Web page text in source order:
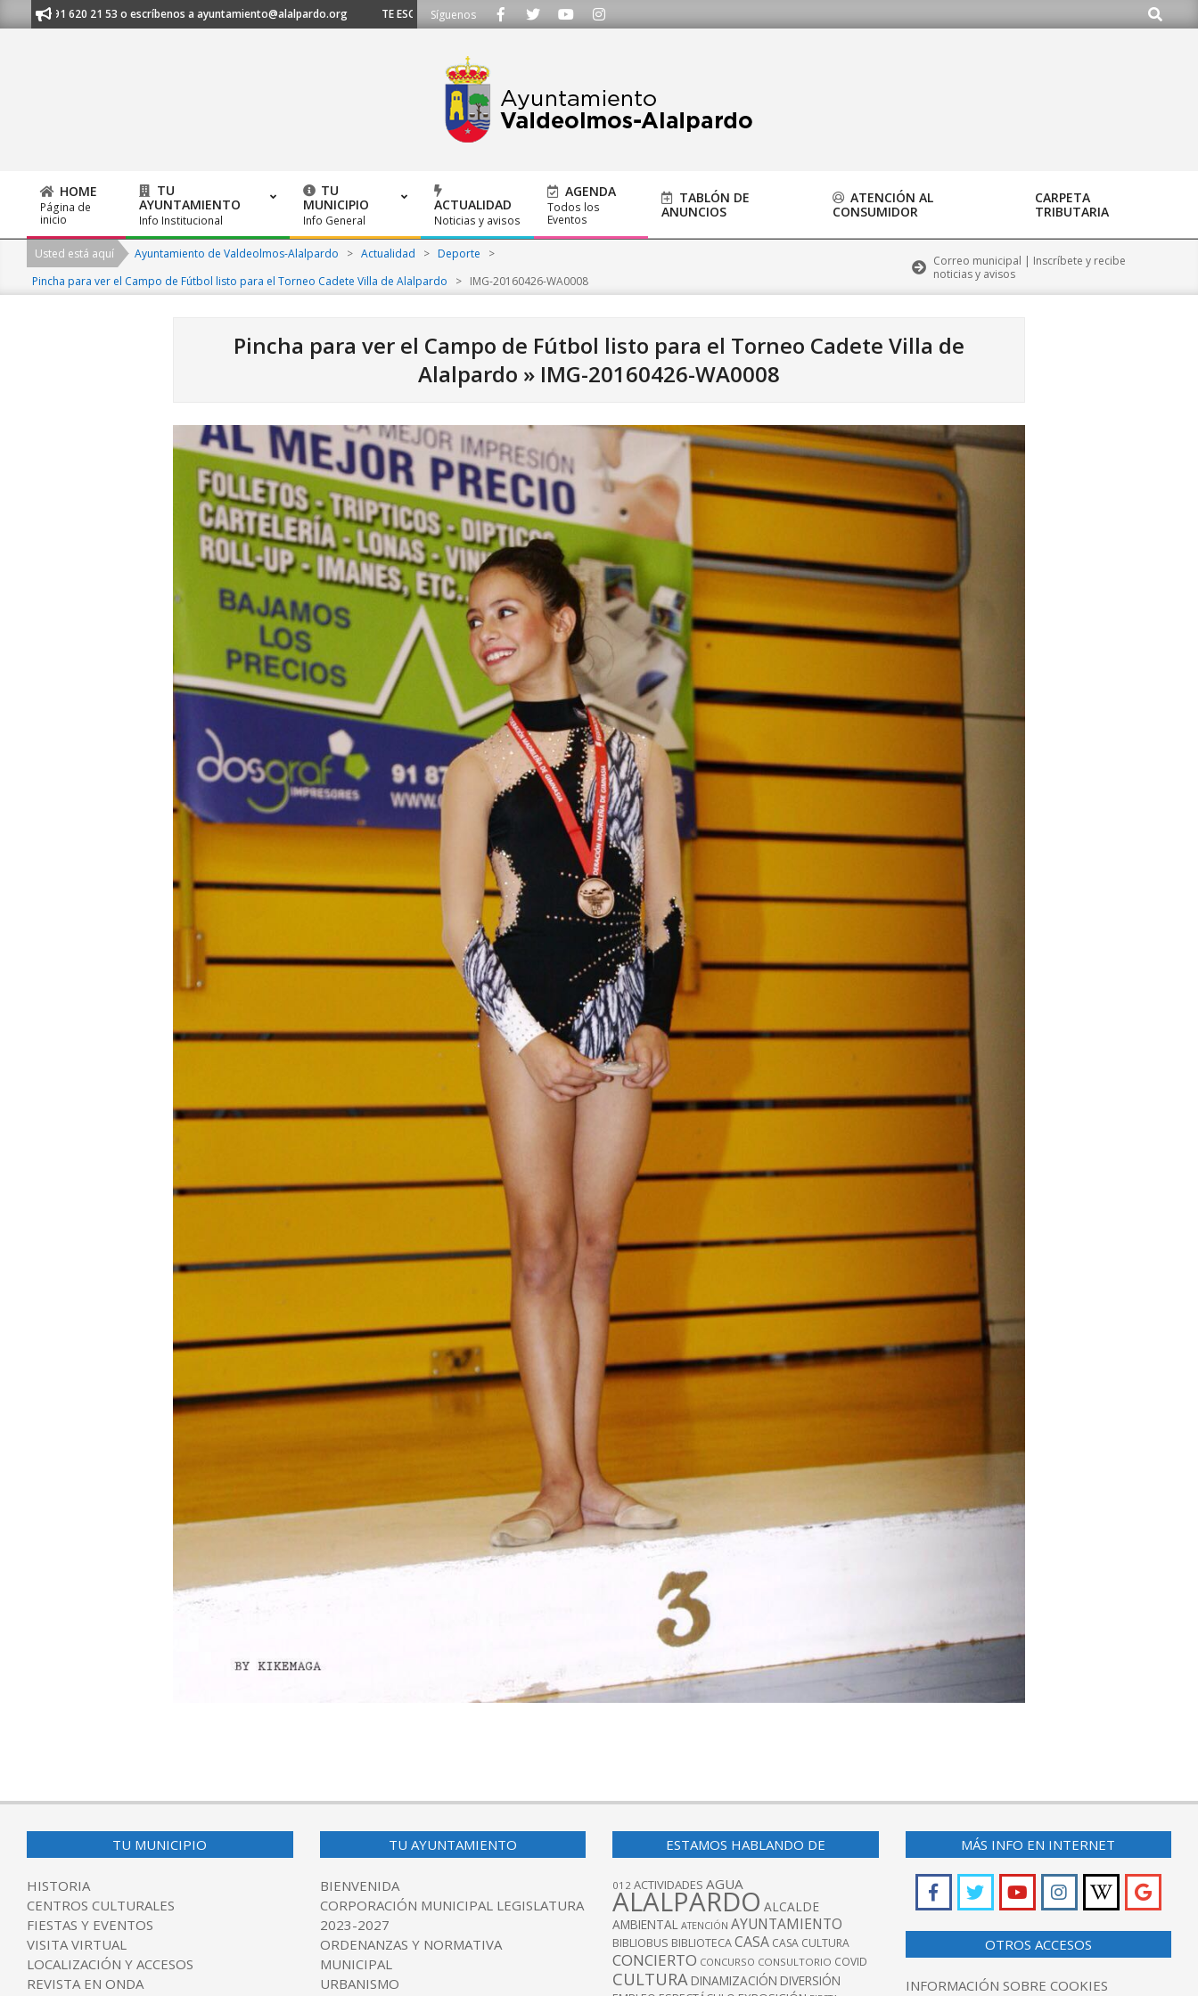
to
al 91 620 21 53 o escríbenos a ayuntamiento@alalpardo.org TE ESCUCHAMOS - Llámanos al 91 620 21 53 o escríbenos a ayuntamiento@alalpardo.org
Síguenos Buscar
Primary
Navigation
Menu
HOME
Página de
inicio
TU
AYUNTAMIENTO
Info Institucional
TU
MUNICIPIO
Info General
ACTUALIDAD
Noticias y avisos
AGENDA
Todos los
Eventos
TABLÓN DE
ANUNCIOS
ATENCIÓN AL
CONSUMIDOR
CARPETA
TRIBUTARIA
Usted está aquí Ayuntamiento de Valdeolmos-Alalpardo > Actualidad > Deporte
>
Pincha para ver el Campo de Fútbol listo para el Torneo Cadete Villa de Alalpardo
> IMG-20160426-WA0008
Correo municipal | Inscríbete y recibe
noticias y avisos
Pincha para ver el Campo de Fútbol listo para el Torneo Cadete Villa de
Alalpardo » IMG-20160426-WA0008
04-
TU MUNICIPIO
HISTORIA
CENTROS CULTURALES
FIESTAS Y EVENTOS
VISITA VIRTUAL
LOCALIZACIÓN Y ACCESOS
REVISTA EN ONDA
TU AYUNTAMIENTO
BIENVENIDA
CORPORACIÓN MUNICIPAL LEGISLATURA
2023-2027
ORDENANZAS Y NORMATIVA
MUNICIPAL
URBANISMO
ESTAMOS HABLANDO DE
012 ACTIVIDADES AGUA
ALALPARDO ALCALDE
AMBIENTAL ATENCIÓN AYUNTAMIENTO
BIBLIOBUS BIBLIOTECACASA CASA CULTURA
CONCIERTO CONCURSO CONSULTORIO COVID
CULTURA DINAMIZACIÓN DIVERSIÓN
MÁS INFO EN INTERNET
OTROS ACCESOS
INFORMACIÓN SOBRE COOKIES